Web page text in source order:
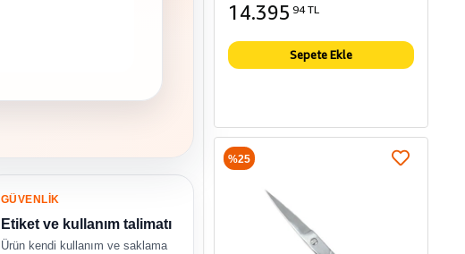
GÜVENLİK
Etiket ve kullanım talimatı
Ürün kendi kullanım ve saklama
14.395 94 TL
Sepete Ekle
%25